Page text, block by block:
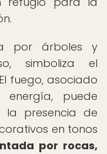
por árboles y
simboliza el
fuego, asociado
puede
la presencia de
en tonos
por rocas,